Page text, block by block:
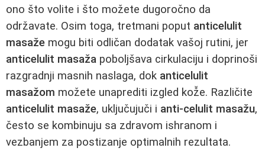
ono što volite i što možete dugoročno da
održavate. Osim toga, tretmani poput anticelulit
masaže mogu biti odličan dodatak vašoj rutini, jer
anticelulit masaža poboljšava cirkulaciju i doprinoši
razgradnji masnih naslaga, dok anticelulit
masažom možete unaprediti izgled kož̌e. Različite
anticelulit masaže, uključujuči i anti-celulit masažu,
često se kombinuju sa zdravom ishranom i
vezbanjem za postizanje optimalnih rezultata.